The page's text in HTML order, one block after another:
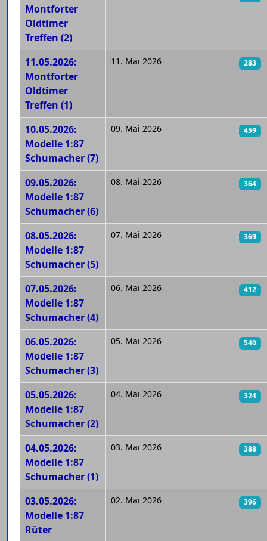
Montforter
Oldtimer
Treffen (2)
11.05.2026:
Montforter
Oldtimer
Treffen (1)
11. Mai 2026 283
10.05.2026:
Modelle 1:87
Schumacher (7)
09. Mai 2026 459
09.05.2026:
Modelle 1:87
Schumacher (6)
08. Mai 2026 364
08.05.2026:
Modelle 1:87
Schumacher (5)
07. Mai 2026 369
07.05.2026:
Modelle 1:87
Schumacher (4)
06. Mai 2026 412
06.05.2026:
Modelle 1:87
Schumacher (3)
05. Mai 2026 540
05.05.2026:
Modelle 1:87
Schumacher (2)
04. Mai 2026 324
04.05.2026:
Modelle 1:87
Schumacher (1)
03. Mai 2026 388
03.05.2026:
Modelle 1:87
Rüter
02. Mai 2026 396